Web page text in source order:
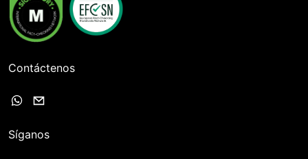
Contáctenos
Síganos